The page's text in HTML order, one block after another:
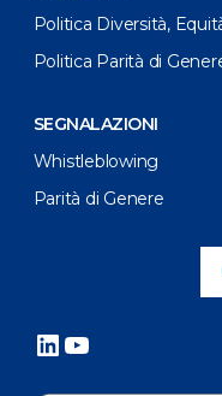
Politica Diversità,
Politica Parità di
SEGNALAZIONI
Whistleblowing
Parità di Genere
LinkedIn
YouTube